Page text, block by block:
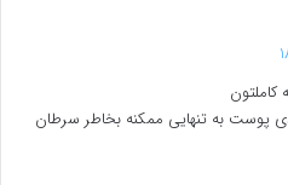
کاملتون
پوست به تنهایی ممکنه بخاطر سرطان